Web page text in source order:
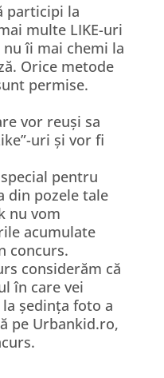
participi la
multe LIKE-uri
nu îi mai chemi la
Orice metode
permise.
vor reuși sa
uri și vor fi
pentru
din pozele tale
nu vom
acumulate
concurs.
considerăm că
în care vei
ședința foto a
pe Urbankid.ro,